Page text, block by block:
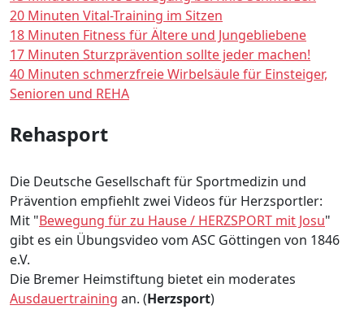
20 Minuten Vital-Training im Sitzen
18 Minuten Fitness für Ältere und Jungebliebene
17 Minuten Sturzprävention sollte jeder machen!
40 Minuten schmerzfreie Wirbelsäule für Einsteiger,
Senioren und REHA
Rehasport
Die Deutsche Gesellschaft für Sportmedizin und
Prävention empfiehlt zwei Videos für Herzsportler:
Mit "Bewegung für zu Hause / HERZSPORT mit Josu"
gibt es ein Übungsvideo vom ASC Göttingen von 1846
e.V.
Die Bremer Heimstiftung bietet ein moderates
Ausdauertraining an. (Herzsport)